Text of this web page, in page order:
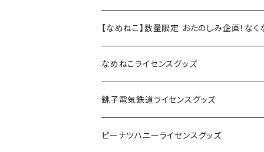
【なめねこ】数量限定 おたのしみ企画！な
なめねこライセンスグッズ
Tシャツ
キャップ
銚子電気鉄道ライセンスグッズ
ステッカー
ピーナツハニーライセンスグッズ